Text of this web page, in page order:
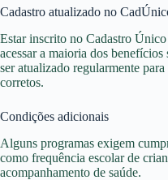
Cadastro atualizado no
Estar inscrito no Cadastro
acessar a maioria dos benefícios
ser atualizado regularmente
corretos.
Condições adicionais
Alguns programas exigem
como frequência escolar de
acompanhamento de saúde.